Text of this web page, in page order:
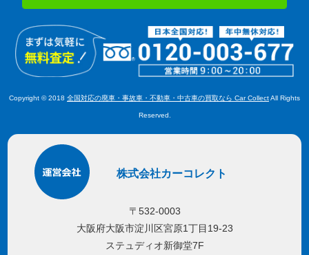
Copyright © 2018 全国対応の廃車・事故車・不動車・中古車の買取なら Car CollectAll Rights
Reserved.
株式会社カーコレクト
〒532-0003
大阪府大阪市淀川区宮原1丁目19-23
ステュディオ新御堂7F